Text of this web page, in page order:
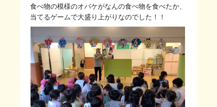
食べ物の模様のオバケがなんの食べ物を食べたか、
当てるゲームで大盛り上がりなのでした！！